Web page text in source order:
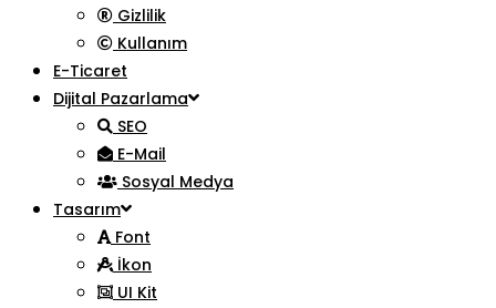
Gizlilik
Kullanım
E-Ticaret
Dijital Pazarlama
SEO
E-Mail
Sosyal Medya
Tasarım
Font
İkon
UI Kit